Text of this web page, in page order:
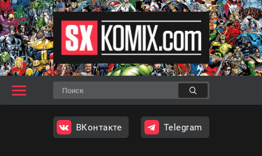
ВКонтакте Telegram